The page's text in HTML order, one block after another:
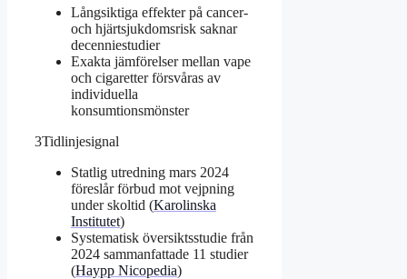
Långsiktiga effekter på cancer-
och hjärtsjukdomsrisk saknar
decenniestudier
Exakta jämförelser mellan vape
och cigaretter försvåras av
individuella
konsumtionsmönster
3Tidlinjesignal
Statlig utredning mars 2024
föreslår förbud mot vejpning
under skoltid (Karolinska
Institutet)
Systematisk översiktsstudie från
2024 sammanfattade 11 studier
(Haypp Nicopedia)